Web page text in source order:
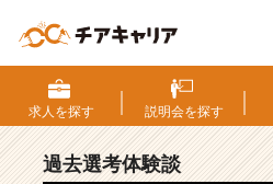
S・
選
考
験
求人を探す 説明会を探す
過去選考体験談